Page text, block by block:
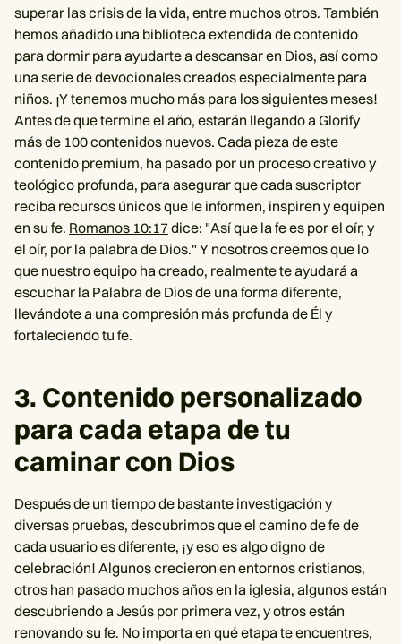
superar las crisis de la vida, entre muchos otros. También
hemos añadido una biblioteca extendida de contenido
para dormir para ayudarte a descansar en Dios, así como
una serie de devocionales creados especialmente para
niños. ¡Y tenemos mucho más para los siguientes meses!
Antes de que termine el año, estarán llegando a Glorify
más de 100 contenidos nuevos. Cada pieza de este
contenido premium, ha pasado por un proceso creativo y
teológico profunda, para asegurar que cada suscriptor
reciba recursos únicos que le informen, inspiren y equipen
en su fe. Romanos 10:17dice: "Así que la fe es por el oír, y
el oír, por la palabra de Dios." Y nosotros creemos que lo
que nuestro equipo ha creado, realmente te ayudará a
escuchar la Palabra de Dios de una forma diferente,
llevándote a una compresión más profunda de Él y
fortaleciendo tu fe.
3. Contenido personalizado
para cada etapa de tu
caminar con Dios
Después de un tiempo de bastante investigación y
diversas pruebas, descubrimos que el camino de fe de
cada usuario es diferente, ¡y eso es algo digno de
celebración! Algunos crecieron en entornos cristianos,
otros han pasado muchos años en la iglesia, algunos están
descubriendo a Jesús por primera vez, y otros están
renovando su fe. No importa en qué etapa te encuentres,